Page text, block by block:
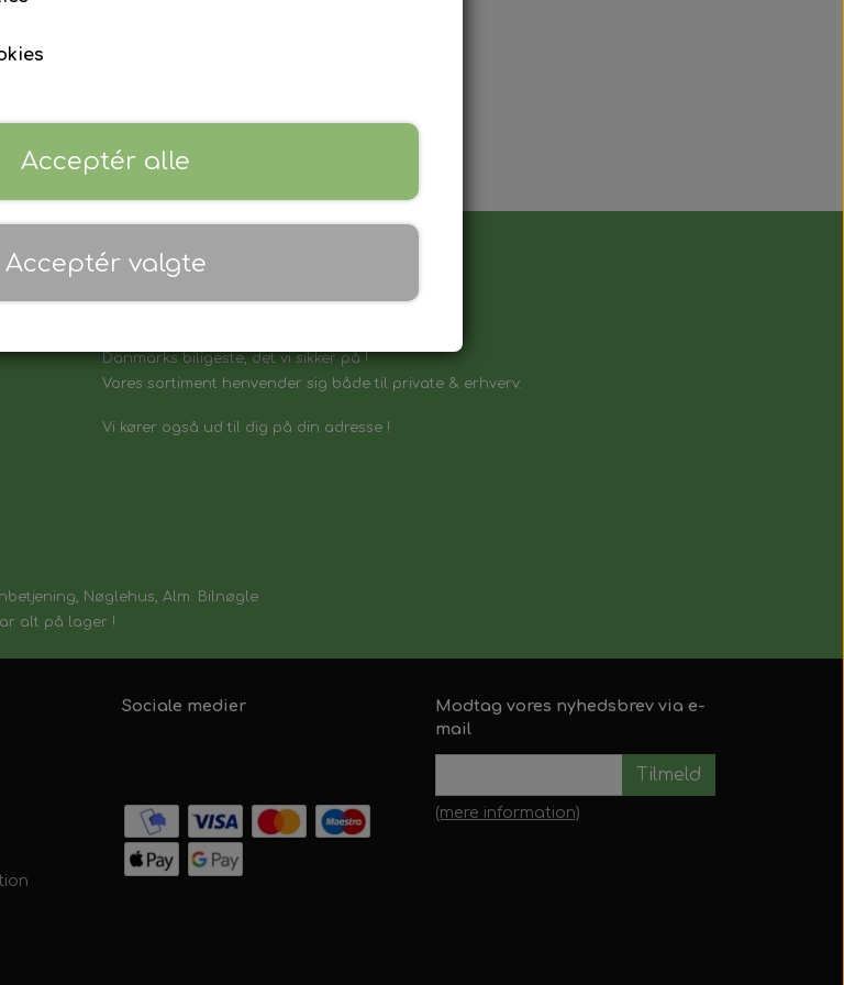
Danmarks biligeste, det vi sikker på !
Vores sortiment henvender sig både til private & erhverv.
Vi kører også ud til dig på din adresse !
Nøglehus, Alm. Bilnøgle
alt på lager !
Sociale medier
Modtag vores nyhedsbrev via e-
mail
Tilmeld
(mere information)
Acceptér alle
Acceptér valgte